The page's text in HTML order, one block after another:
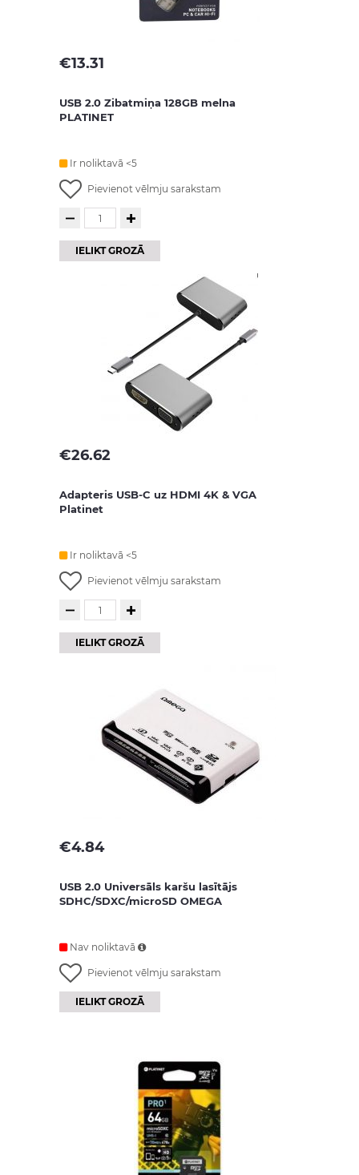
€13.31
USB 2.0 Zibatmiņa 128GB melna
PLATINET
Ir noliktavā <5
Pievienot vēlmju sarakstam
IELIKT GROZĀ
€26.62
Adapteris USB-C uz HDMI 4K & VGA
Platinet
Ir noliktavā <5
Pievienot vēlmju sarakstam
IELIKT GROZĀ
€4.84
USB 2.0 Universāls karšu lasītājs
SDHC/SDXC/microSD OMEGA
Nav noliktavā
Pievienot vēlmju sarakstam
IELIKT GROZĀ